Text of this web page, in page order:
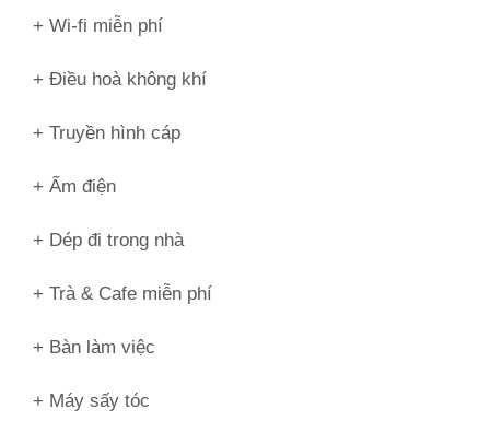
+ Wi-fi miễn phí
+ Điều hoà không khí
+ Truyền hình cáp
+ Ấm điện
+ Dép đi trong nhà
+ Trà & Cafe miễn phí
+ Bàn làm việc
+ Máy sấy tóc